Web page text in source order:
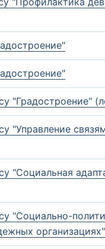
"Градостроение"
"Управление
"Социальная
"Социально-